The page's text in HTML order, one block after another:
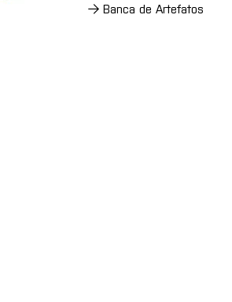
→ Banca de Artefatos